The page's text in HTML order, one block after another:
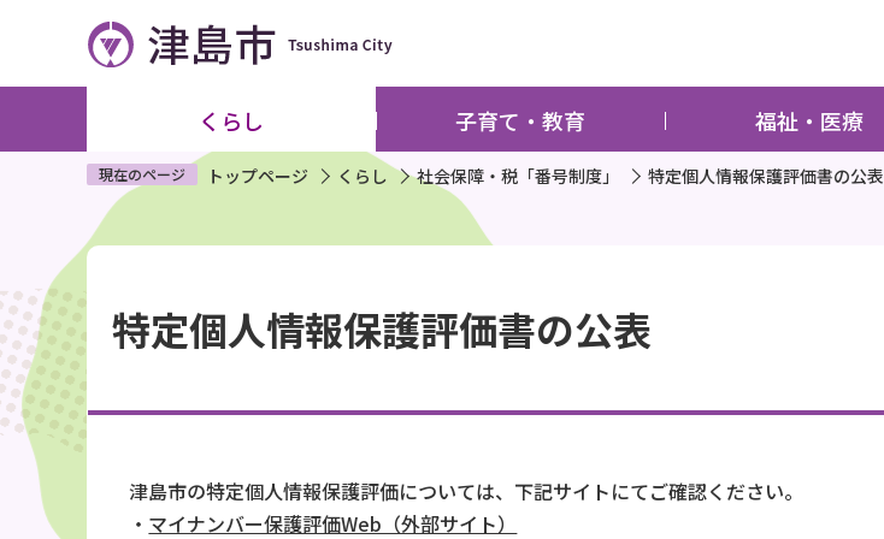
ペ
ジ
す
くらし 子育て・教育 福祉・医療
現在のページ トップページ くらし 社会保障・税「番号制度」 特定個人情報保護評価書の公表
文
こ
こ
か
ら
特定個人情報保護評価書の公表
津島市の特定個人情報保護評価については、下記サイトにてご確認ください。
・ マイナンバー保護評価Web（外部サイト）